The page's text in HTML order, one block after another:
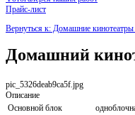
Прайс-лист
Вернуться к: Домашние
Домашний
pic_5326deab9ca5f.jpg
Описание
Основной блок